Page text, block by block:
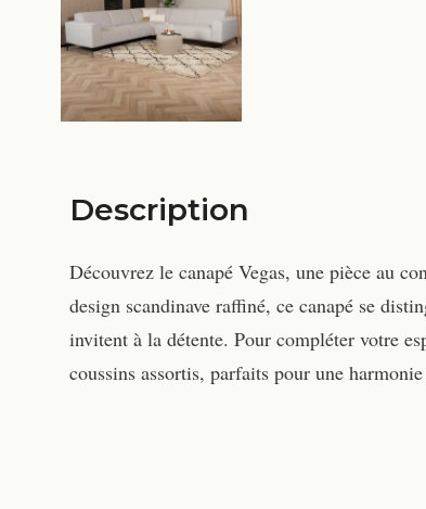
Description
Découvrez le canapé Vegas, une pièce au
design scandinave raffiné, ce canapé se
invitent à la détente. Pour compléter votre
coussins assortis, parfaits pour une